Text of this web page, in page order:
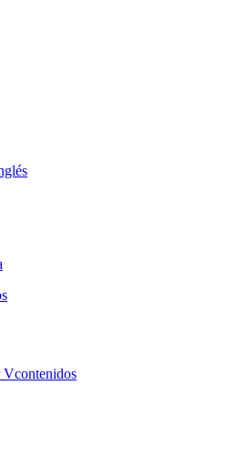
Vcontenidos